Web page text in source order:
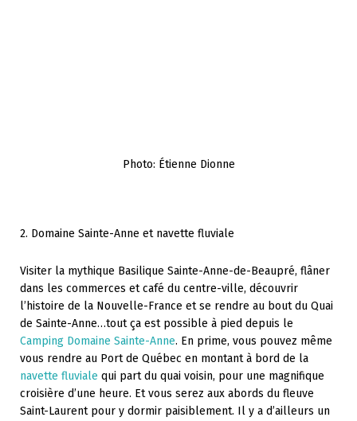
Photo: Étienne Dionne
2. Domaine Sainte-Anne et navette fluviale
Visiter la mythique Basilique Sainte-Anne-de-Beaupré, flâner
dans les commerces et café du centre-ville, découvrir
l’histoire de la Nouvelle-France et se rendre au bout du Quai
de Sainte-Anne…tout ça est possible à pied depuis le
Camping Domaine Sainte-Anne. En prime, vous pouvez même
vous rendre au Port de Québec en montant à bord de la
navette fluviale qui part du quai voisin, pour une magnifique
croisière d’une heure. Et vous serez aux abords du fleuve
Saint-Laurent pour y dormir paisiblement. Il y a d’ailleurs un